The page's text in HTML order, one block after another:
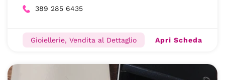
389 285 6435
Gioiellerie, Vendita al Dettaglio Apri Scheda